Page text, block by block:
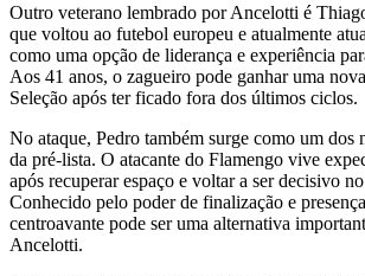
Outro veterano lembrado por Ancelotti é
que voltou ao futebol europeu e atualmente
como uma opção de liderança e experiência
Aos 41 anos, o zagueiro pode ganhar uma
Seleção após ter ficado fora dos últimos ciclos.
No ataque, Pedro também surge como um dos
da pré-lista. O atacante do Flamengo vive
após recuperar espaço e voltar a ser decisivo
Conhecido pelo poder de finalização e
centroavante pode ser uma alternativa
Ancelotti.